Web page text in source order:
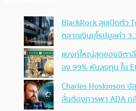
BlackRock ลุยเปิดตัว
ตลาดเงินยุโรปมูลค่า
แบงก์ใหญ่สุดของอิตา
ลง 99% หันลงทุน ใน
Charles Hoskinson
ลั่นต้องการพา ADA ก